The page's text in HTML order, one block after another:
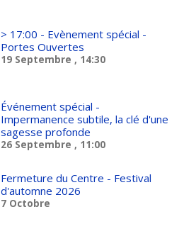
> 17:00 - Evènement spécial -
Portes Ouvertes
19 Septembre , 14:30
Événement spécial -
Impermanence subtile, la clé d'une
sagesse profonde
26 Septembre , 11:00
Fermeture du Centre - Festival
d'automne 2026
7 Octobre